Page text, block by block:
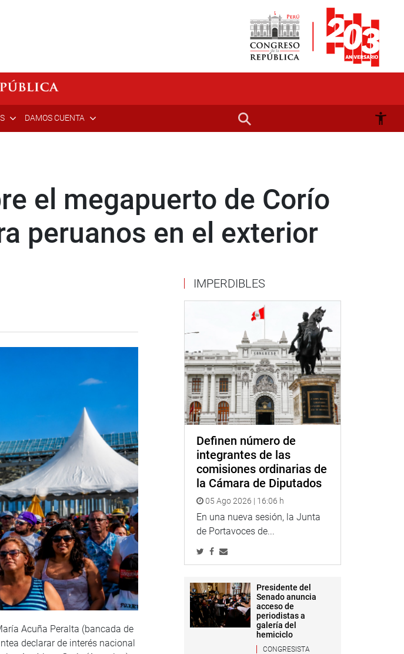
DAMOS CUENTA
el megapuerto de Corío
peruanos en el exterior
Acuña Peralta (bancada de
declarar de interés nacional
IMPERDIBLES
Definen número de
integrantes de las
comisiones ordinarias de
la Cámara de Diputados
05 Ago 2026 | 16:06 h
En una nueva sesión, la Junta
de Portavoces de...
Presidente del
Senado anuncia
acceso de
periodistas a
galería del
hemiciclo
CONGRESISTA